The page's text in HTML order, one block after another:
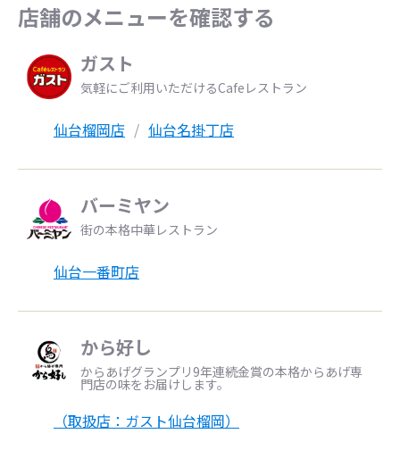
店舗のメニューを確認する
ガスト
気軽にご利用いただけるCafeレストラン
仙台榴岡店 仙台名掛丁店
バーミヤン
街の本格中華レストラン
仙台一番町店
から好し
からあげグランプリ9年連続金賞の本格からあげ専
門店の味をお届けします。
（取扱店：ガスト仙台榴岡）